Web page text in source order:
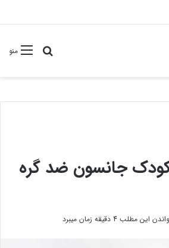
منوجستجو
جانسون ضد گره
این مطلب 4 دقیقه زمان میبرد